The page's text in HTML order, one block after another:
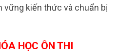
vững kiến thức và chuẩn bị
HỌC ÔN THI